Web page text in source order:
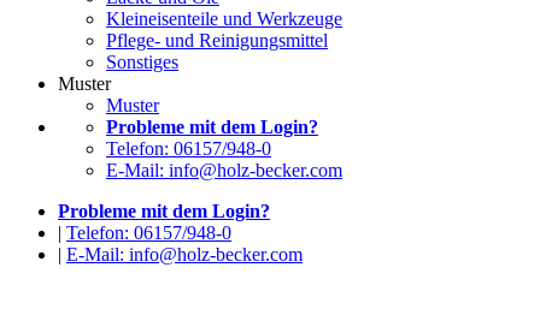
Kleineisenteile und Werkzeuge
Pflege- und Reinigungsmittel
Sonstiges
Muster
Muster
Probleme mit dem Login?
Telefon: 06157/948-0
E-Mail: info@holz-becker.com
Probleme mit dem Login?
| Telefon: 06157/948-0
| E-Mail: info@holz-becker.com